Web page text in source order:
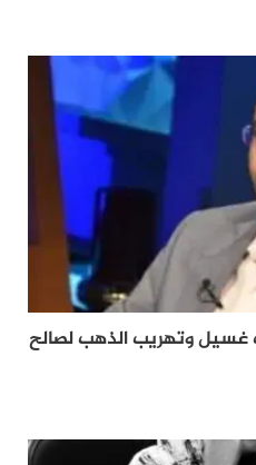
غسيل وتهريب الذهب لصالح